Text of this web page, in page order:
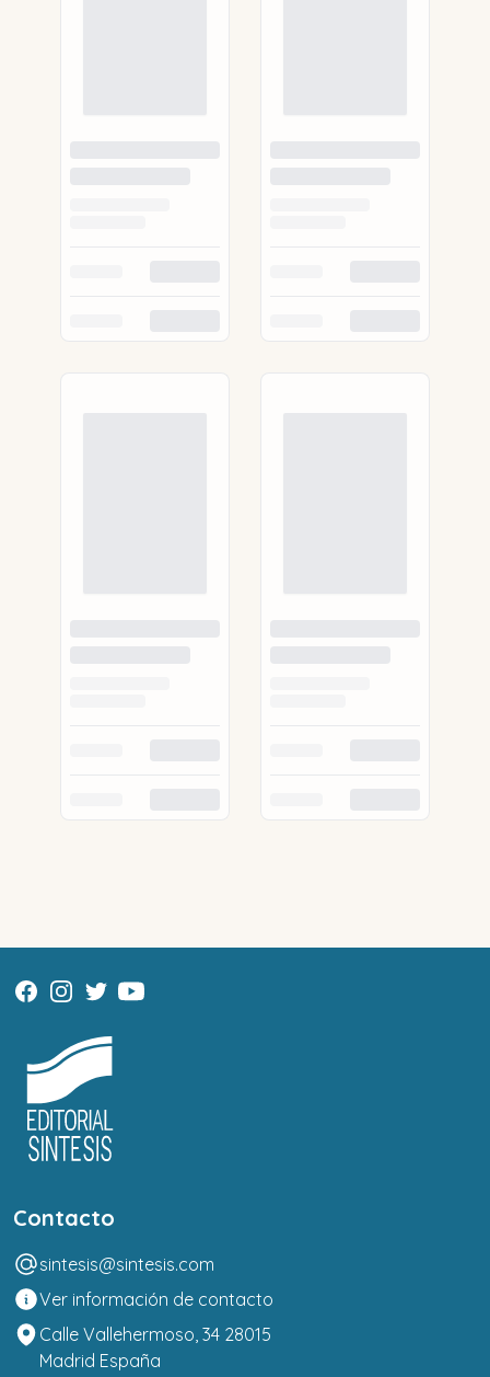
Contacto
sintesis@sintesis.com
Ver información de contacto
Calle Vallehermoso, 34 28015
Madrid España